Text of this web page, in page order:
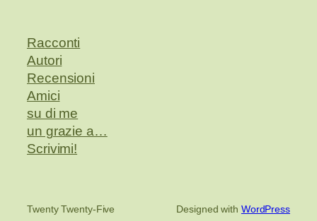
Racconti
Autori
Recensioni
Amici
su di me
un grazie a…
Scrivimi!
Twenty Twenty-Five Designed with WordPress